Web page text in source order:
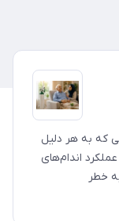
که به هر دلیل
اندام‌های
خطر